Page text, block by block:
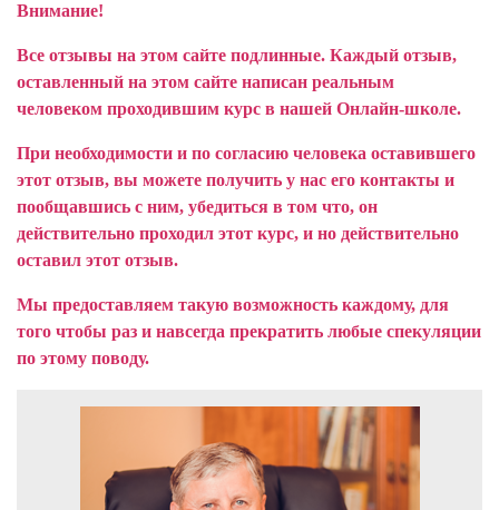
Внимание!
Все отзывы на этом сайте подлинные. Каждый отзыв,
оставленный на этом сайте написан реальным
человеком проходившим курс в нашей Онлайн-школе.
При необходимости и по согласию человека оставившего
этот отзыв, вы можете получить у нас его контакты и
пообщавшись с ним, убедиться в том что, он
действительно проходил этот курс, и но действительно
оставил этот отзыв.
Мы предоставляем такую возможность каждому, для
того чтобы раз и навсегда прекратить любые спекуляции
по этому поводу.